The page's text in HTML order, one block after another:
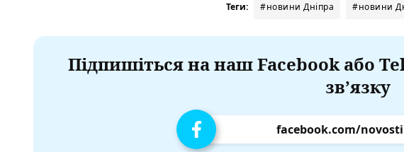
Теги: #новини Дніпра #новини
Підпишіться на наш Facebook або
зв’язку
facebook.com/